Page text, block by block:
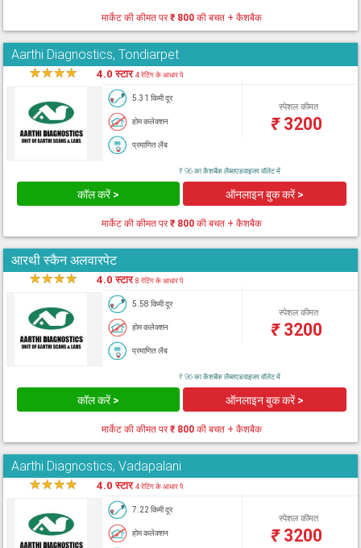
मार्केट की कीमत पर₹ 800की बचत + कैशबैक
Aarthi Diagnostics, Tondiarpet
★★★★ 4.0 स्टार4 रेटिंग के आधार पे
5.31 किमी दूर
होम कलेक्शन
प्रमाणित लैब
स्पेशल कीमत
₹3200
₹ 96 का कैशबैक लैब्सएडवाइजर वॉलेट में
कॉल करें > ऑनलाइन बुक करें >
मार्केट की कीमत पर₹ 800की बचत + कैशबैक
आरथी स्कैन अलवारपेट
★★★★ 4.0 स्टार8 रेटिंग के आधार पे
5.58 किमी दूर
होम कलेक्शन
प्रमाणित लैब
स्पेशल कीमत
₹3200
₹ 96 का कैशबैक लैब्सएडवाइजर वॉलेट में
कॉल करें > ऑनलाइन बुक करें >
मार्केट की कीमत पर₹ 800की बचत + कैशबैक
Aarthi Diagnostics, Vadapalani
★★★★ 4.0 स्टार4 रेटिंग के आधार पे
7.22 किमी दूर
होम कलेक्शन
स्पेशल कीमत
₹3200